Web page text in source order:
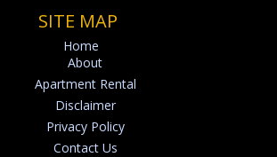
SITE MAP
Home
About
Apartment Rental
Disclaimer
Privacy Policy
Contact Us